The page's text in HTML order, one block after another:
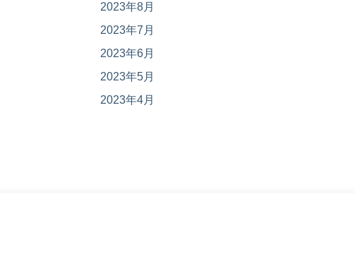
2023年8月
2023年7月
2023年6月
2023年5月
2023年4月